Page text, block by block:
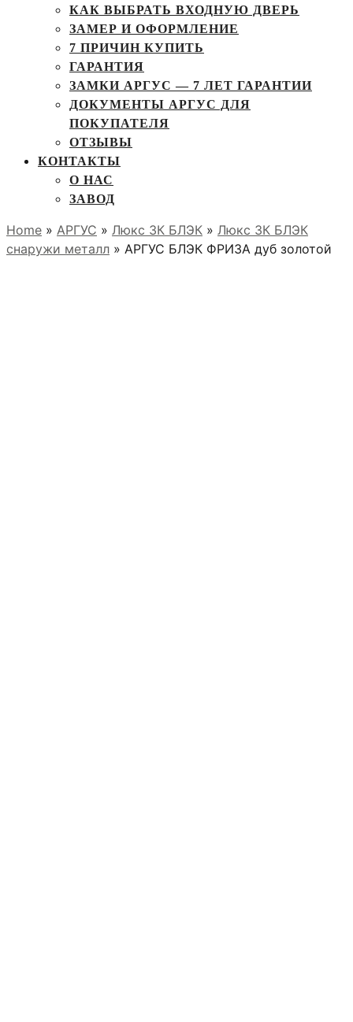
КАК ВЫБРАТЬ ВХОДНУЮ ДВЕРЬ
ЗАМЕР И ОФОРМЛЕНИЕ
7 ПРИЧИН КУПИТЬ
ГАРАНТИЯ
ЗАМКИ АРГУС — 7 ЛЕТ ГАРАНТИИ
ДОКУМЕНТЫ АРГУС ДЛЯ
ПОКУПАТЕЛЯ
ОТЗЫВЫ
КОНТАКТЫ
О НАС
ЗАВОД
Home » АРГУС » Люкс 3К БЛЭК » Люкс 3К БЛЭК
снаружи металл » АРГУС БЛЭК ФРИЗА дуб золотой